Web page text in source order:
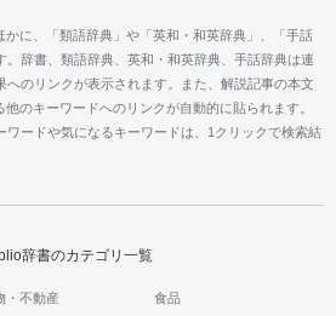
かに、「類語辞典」や「英和・和英辞典」、「手話
。辞書、類語辞典、英和・和英辞典、手話辞典は連
へのリンクが表示されます。また、解説記事の本文
のキーワードへのリンクが自動的に貼られます。
ワードや気になるキーワードは、1クリックで検索結
辞書のカテゴリ一覧
・不動産 食品